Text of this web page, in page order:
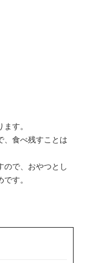
す。
、食べ残すことは
ので、おやつとし
す。